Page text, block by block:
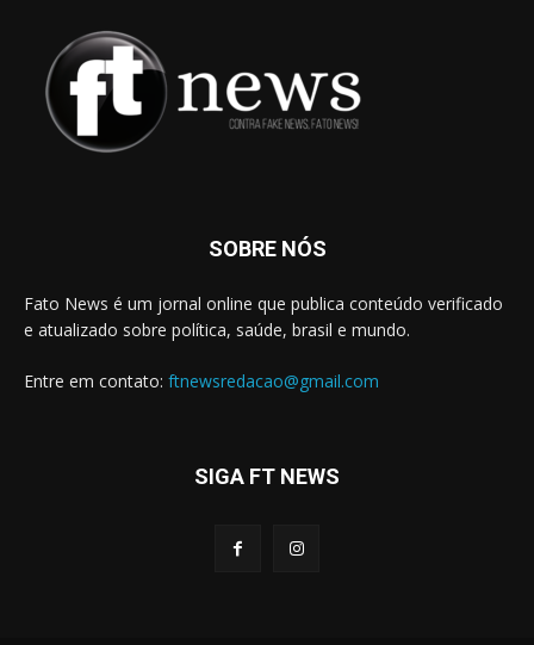
SOBRE NÓS
Fato News é um jornal online que publica conteúdo verificado
e atualizado sobre política, saúde, brasil e mundo.
Entre em contato: ftnewsredacao@gmail.com
SIGA FT NEWS